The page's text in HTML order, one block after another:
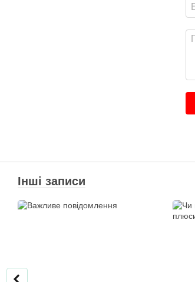
Інші записи